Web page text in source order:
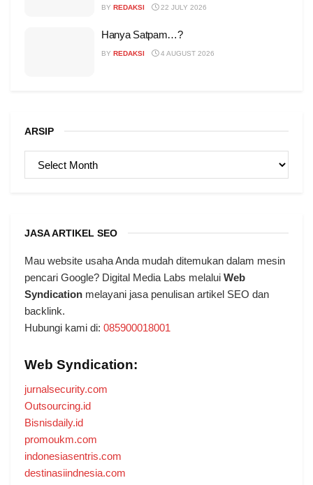
BY REDAKSI 22 JULY 2026
Hanya Satpam…?
BY REDAKSI 4 AUGUST 2026
ARSIP
JASA ARTIKEL SEO
Mau website usaha Anda mudah ditemukan dalam mesin
pencari Google? Digital Media Labs melalui Web
Syndication melayani jasa penulisan artikel SEO dan
backlink.
Hubungi kami di: 085900018001
Web Syndication:
jurnalsecurity.com
Outsourcing.id
Bisnisdaily.id
promoukm.com
indonesiasentris.com
destinasiindnesia.com